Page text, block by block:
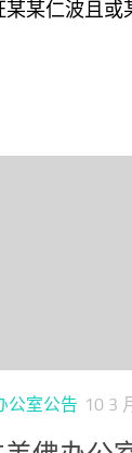
某仁波且或
公室公告 10 3